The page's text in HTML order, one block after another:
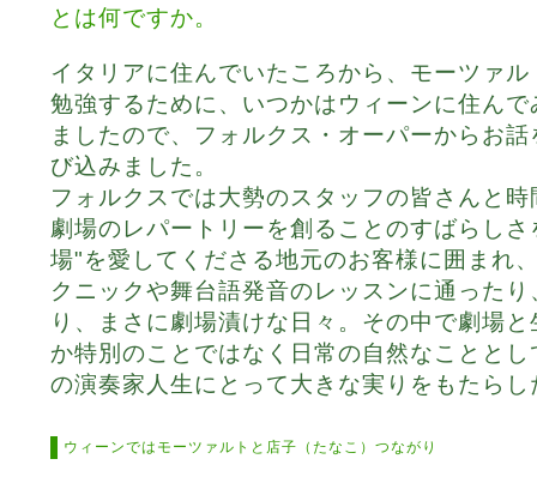
とは何ですか。
イタリアに住んでいたころから、モーツァ
勉強するために、いつかはウィーンに住ん
ましたので、フォルクス・オーパーからお
び込みました。
フォルクスでは大勢のスタッフの皆さんと
劇場のレパートリーを創ることのすばらし
場"を愛してくださる地元のお客様に囲まれ
クニックや舞台語発音のレッスンに通った
り、まさに劇場漬けな日々。その中で劇場
か特別のことではなく日常の自然なことと
の演奏家人生にとって大きな実りをもたら
ウィーンではモーツァルトと店子（たなこ）つながり